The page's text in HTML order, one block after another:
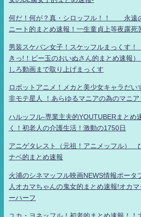
何だ！何が？真・シロッフル！！ 永遠
ニート的まとめ速報！一生童貞上等夜露死
男装スケバン女子！スケッフルまっくす！
きっ!！ビー玉のおいぬさん的まとめ速報
しろ動画まで取り上げまっくす
ロボットアニメ！メカと美少女キャラだい
非モテ星人 ！あらゆるマニアの為のマニア
ハルッフル-専業主夫的YOUTUBERまとめ
く！初老人の介護生活！激動の1750日
アニゲタレスト（元祖！アニメッフル）
ナベ的まとめ速報
火浦のシネマッフル映画NEWS情報ポータ
人オカマちゃんの鬼女的まとめ速報!オカ
ーハーフ
ユカ・ヨネッフル！初老的まとめ速報！！